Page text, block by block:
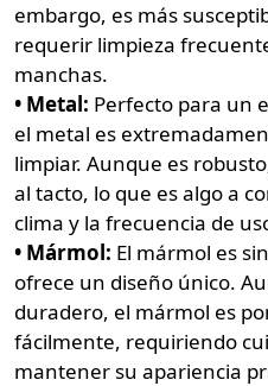
embargo, es más
requerir limpieza
manchas.
• Metal: Perfecto para un
el metal es
limpiar. Aunque es
al tacto, lo que es algo a
clima y la frecuencia de
• Mármol: El mármol es
ofrece un diseño único.
duradero, el mármol es
fácilmente, requiriendo
mantener su apariencia